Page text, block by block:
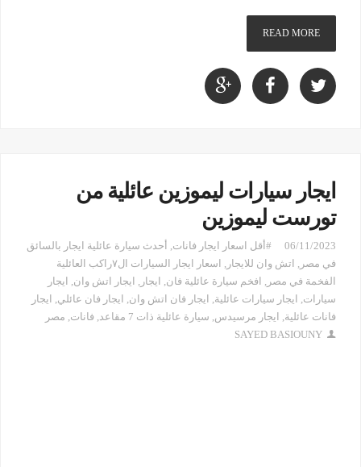
READ MORE
ايجار سيارات ليموزين عائلية من
تورست ليموزين
06/11/2023 #أقل اسعار ايجار فانات, أحدث سيارة عائلية ايجار بالسائق
في مصر , اتش وان للايجار ,
اسعار ايجار السيارات ال٧راكب العائلية
الفخمة في مصر , افخم سيارة عائلية فان, ايجار , ايجار اتش وان, ايجار
سيارات, ايجار سيارات عائلية, ايجار فان اتش وان, ايجار فان عائلي, ايجار
فانات عائلية, ايجار مرسيدس, سيارة عائلية ذات 7 مقاعد , فانات, مصر
SAYED BASIOUNY